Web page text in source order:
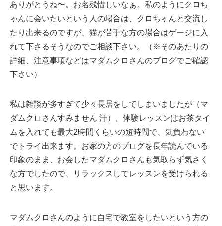
ありがとうね〜。お名残惜しいなぁ。私のようにクロち
ゃんに会いたいという人の場合は、クロちゃんと交流し
たり出来るのですが、猫が苦手な方の場合はゲージに入
れて下さるそうなのでご相談下さい。（※そのあたりの
詳細、注意事項などはマダムクロさんのブログでご確認
下さい）
私は雑談が多すぎて少々長居をしてしまいましたが（マ
ダムクロさんすみません 汗）、体験レッスンはお茶タイ
ムを入れても最大2時間くらいの短時間で、気負わない
でトライ出来ます。お家の方のブログを長年読んでいる
印象のまま、お会したマダムクロさんも気取らず気さく
な方でしたので、リラックスしてレッスンを受けられる
と思います。
マダムクロさんのように自宅で教室をしたいという方の